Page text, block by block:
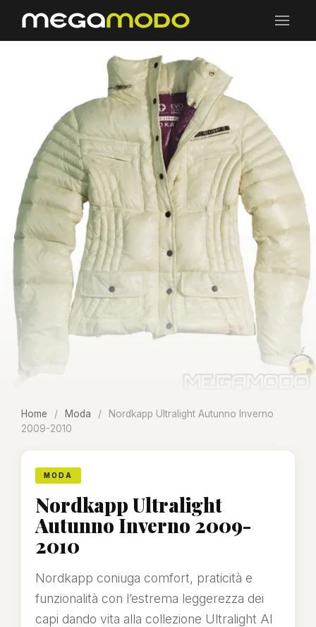
Home / Moda /
Nordkapp Ultralight Autunno Inverno
2009-2010
MODA
Nordkapp Ultralight
Autunno Inverno 2009-
2010
Nordkapp coniuga comfort, praticità e
funzionalità con l’estrema leggerezza dei
capi dando vita alla collezione Ultralight AI